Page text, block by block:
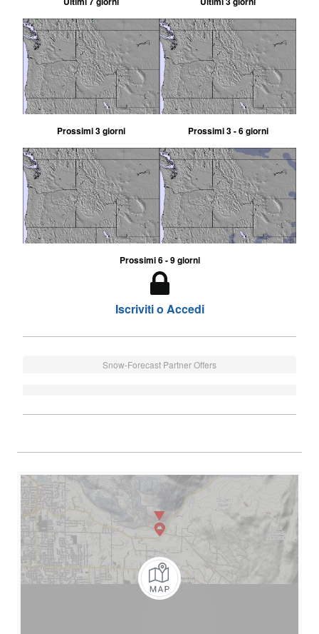
Prossimi 3 giorni Prossimi 3 - 6 giorni
Prossimi 6 - 9 giorni
Iscriviti o Accedi
Snow-Forecast Partner Offers